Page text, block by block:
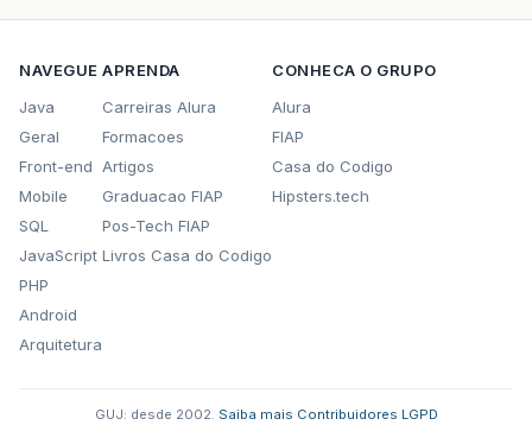
NAVEGUE
Java
Geral
Front-end
Mobile
SQL
JavaScript
PHP
Android
Arquitetura
APRENDA
Carreiras Alura
Formacoes
Artigos
Graduacao FIAP
Pos-Tech FIAP
Livros Casa do Codigo
CONHECA O GRUPO
Alura
FIAP
Casa do Codigo
Hipsters.tech
GUJ: desde 2002. Saiba mais Contribuidores LGPD